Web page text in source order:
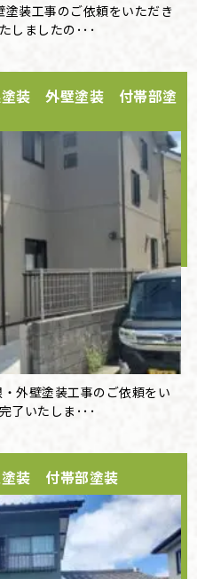
装工事のご依頼をいただき
しましたの･･･
装 外壁塗装 付帯部塗
外壁塗装工事のご依頼をい
了いたしま･･･
装 付帯部塗装